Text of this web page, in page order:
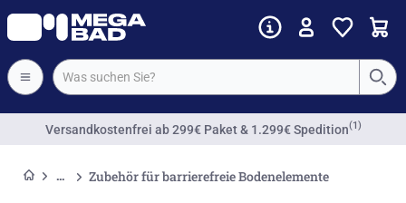
Versandkostenfrei ab 299€ Paket & 1.299€ Spedition(1)
Zubehör für barrierefreie Bodenelemente